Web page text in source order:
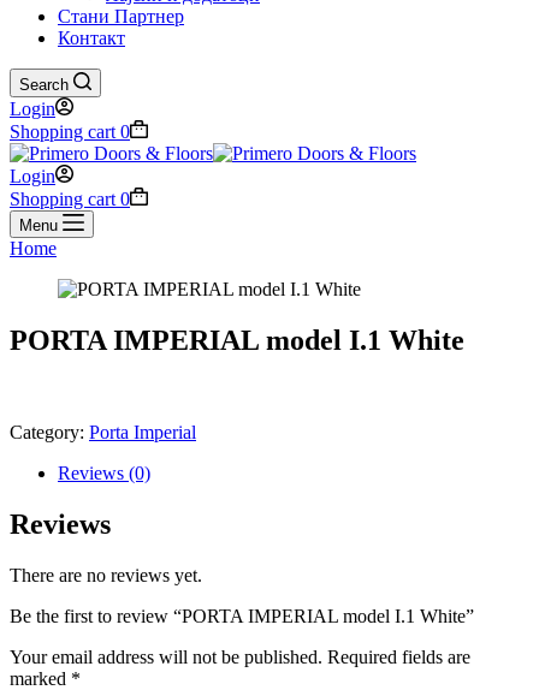
Стани Партнер
Контакт
Search
Login
Shopping cart 0
Login
Shopping cart 0
Menu
Home
PORTA IMPERIAL model I.1 White
Category: Porta Imperial
Reviews (0)
Reviews
There are no reviews yet.
Be the first to review “PORTA IMPERIAL model I.1 White”
Your email address will not be published. Required fields are
marked *